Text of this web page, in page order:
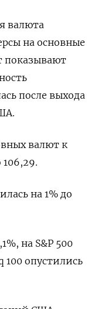
валюта
на основные
показывают
после выхода
валют к
106,29.
на 1% до
на S&P 500
100 опустились